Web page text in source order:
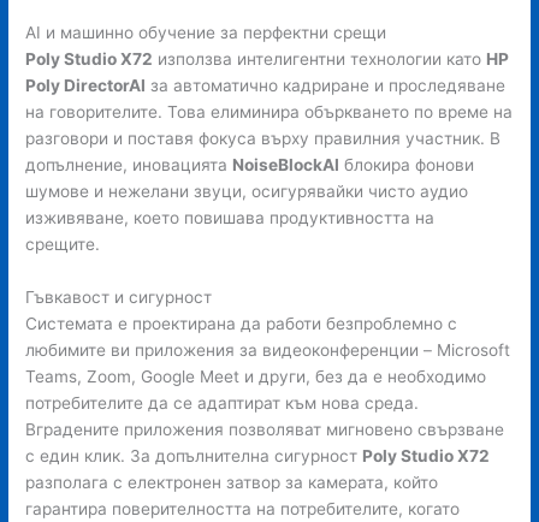
AI и машинно обучение за перфектни срещи
Poly Studio X72 използва интелигентни технологии като HP
Poly DirectorAI за автоматично кадриране и проследяване
на говорителите. Това елиминира объркването по време на
разговори и поставя фокуса върху правилния участник. В
допълнение, иновацията NoiseBlockAI блокира фонови
шумове и нежелани звуци, осигурявайки чисто аудио
изживяване, което повишава продуктивността на
срещите.
Гъвкавост и сигурност
Системата е проектирана да работи безпроблемно с
любимите ви приложения за видеоконференции – Microsoft
Teams, Zoom, Google Meet и други, без да е необходимо
потребителите да се адаптират към нова среда.
Вградените приложения позволяват мигновено свързване
с един клик. За допълнителна сигурност Poly Studio X72
разполага с електронен затвор за камерата, който
гарантира поверителността на потребителите, когато